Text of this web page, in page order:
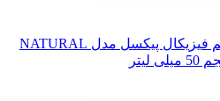
کرم ضد آفتاب دور چشم فیزیکال پیکسل مدل NATURAL